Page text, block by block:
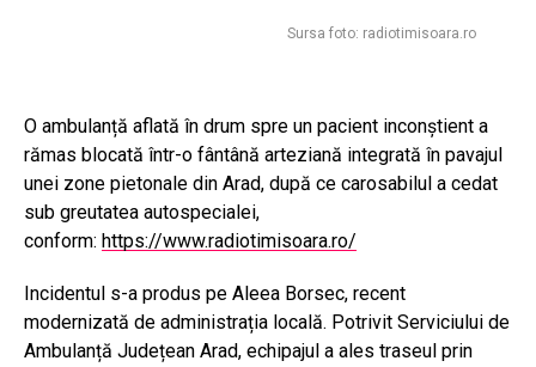
Sursa foto: radiotimisoara.ro
O ambulanță aflată în drum spre un pacient inconștient a
rămas blocată într-o fântână arteziană integrată în pavajul
unei zone pietonale din Arad, după ce carosabilul a cedat
sub greutatea autospecialei,
conform: https://www.radiotimisoara.ro/
Incidentul s-a produs pe Aleea Borsec, recent
modernizată de administrația locală. Potrivit Serviciului de
Ambulanță Județean Arad, echipajul a ales traseul prin